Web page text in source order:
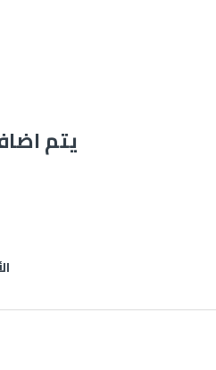
يتم اضافة 14% ضريبة